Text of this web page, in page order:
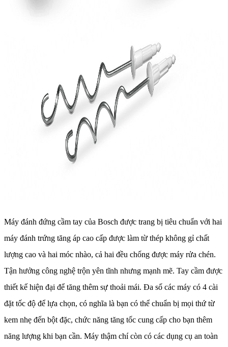
Máy đánh đứng cầm tay của Bosch được trang bị tiêu chuẩn với hai
máy đánh trứng tăng áp cao cấp được làm từ thép không gỉ chất
lượng cao và hai móc nhào, cả hai đều chống được máy rửa chén.
Tận hưởng công nghệ trộn yên tĩnh nhưng mạnh mẽ. Tay cầm được
thiết kế hiện đại để tăng thêm sự thoải mái. Đa số các máy có 4 cài
đặt tốc độ để lựa chọn, có nghĩa là bạn có thể chuẩn bị mọi thứ từ
kem nhẹ đến bột đặc, chức năng tăng tốc cung cấp cho bạn thêm
năng lượng khi bạn cần. Máy thậm chí còn có các dụng cụ an toàn